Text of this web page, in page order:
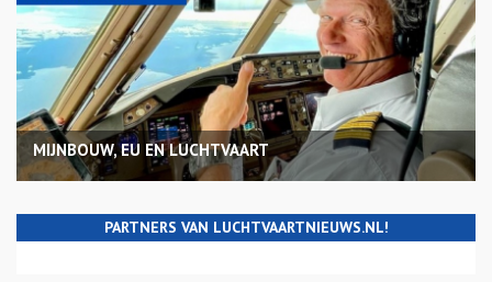
MIJNBOUW, EU EN LUCHTVAART
PARTNERS VAN LUCHTVAARTNIEUWS.NL!